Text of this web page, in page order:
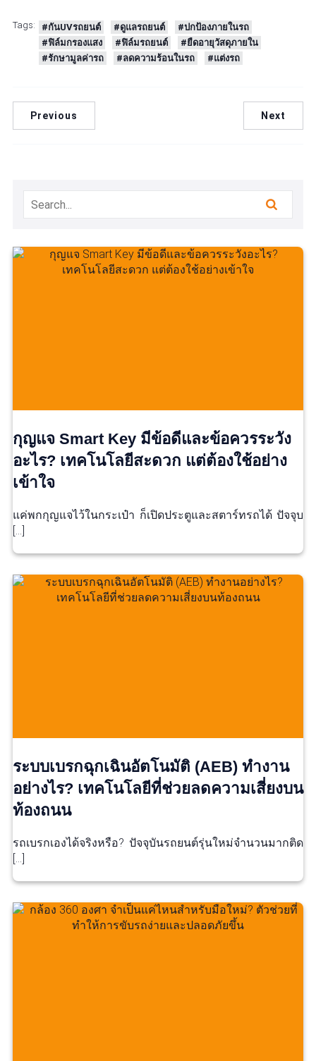
Tags: #กันUVรถยนต์ #ดูแลรถยนต์
#ปกป้องภายในรถ
#ฟิล์มกรองแสง
#ฟิล์มรถยนต์
#ยืดอายุวัสดุภายใน
#รักษามูลค่ารถ
#ลดความร้อนในรถ #แต่งรถ
Previous Next
กุญแจ Smart Key มีข้อดีและข้อควรระวัง
อะไร? เทคโนโลยีสะดวก แต่ต้องใช้อย่าง
เข้าใจ
แค่พกกุญแจไว้ในกระเป๋า ก็เปิดประตูและสตาร์ทรถได้ ปัจจุบ
[…]
ระบบเบรกฉุกเฉินอัตโนมัติ (AEB) ทำงาน
อย่างไร? เทคโนโลยีที่ช่วยลดความเสี่ยงบน
ท้องถนน
รถเบรกเองได้จริงหรือ? ปัจจุบันรถยนต์รุ่นใหม่จำนวนมากติด
[…]